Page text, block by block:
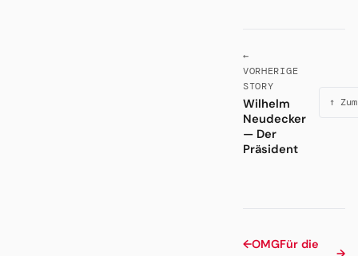
←
VORHERIGE
STORY
Wilhelm
Neudecker
— Der
Präsident
↑
←OMGFür die